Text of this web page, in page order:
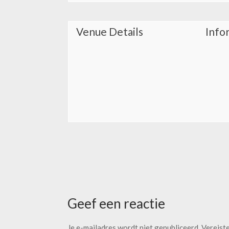
Venue Details
Geef een reactie